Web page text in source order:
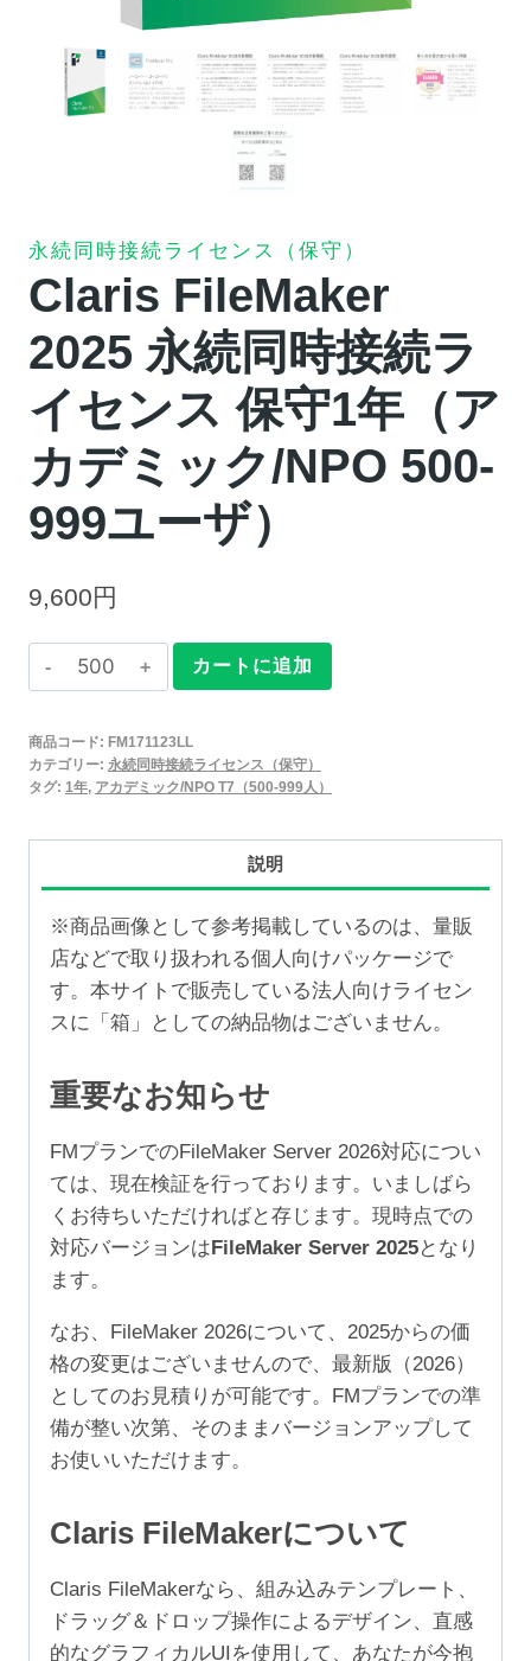
永続同時接続ライセンス（保守）
Claris FileMaker
2025 永続同時接続ラ
イセンス 保守1年（ア
カデミック/NPO 500-
999ユーザ）
9,600円
Claris
FileMaker
永
続
接
続
ラ
イ
セ
ス
保
守
1
年
（ア
カ
ミ
ッ
ク/NPO
500-
999
ー
個
カートに追加
商品コード: FM171123LL
カテゴリー: 永続同時接続ライセンス（保守）
タグ: 1年, アカデミック/NPO T7（500-999人）
説明
※商品画像として参考掲載しているのは、量販
店などで取り扱われる個人向けパッケージで
す。本サイトで販売している法人向けライセン
スに「箱」としての納品物はございません。
重要なお知らせ
FMプランでのFileMaker Server 2026対応につい
ては、現在検証を行っております。いましばら
くお待ちいただければと存じます。現時点での
対応バージョンは FileMaker Server 2025となり
ます。
なお、FileMaker 2026について、2025からの価
格の変更はございませんので、最新版（2026）
としてのお見積りが可能です。FMプランでの準
備が整い次第、そのままバージョンアップして
お使いいただけます。
Claris FileMakerについて
Claris FileMakerなら、組み込みテンプレート、
ドラッグ＆ドロップ操作によるデザイン、直感
的なグラフィカルUIを使用して、あなたが今抱